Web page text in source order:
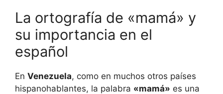
La ortografía de «mamá» y
su importancia en el
español
En Venezuela, como en muchos otros países
hispanohablantes, la palabra «mamá» es una